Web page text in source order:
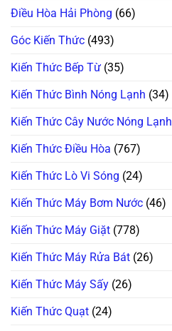
Chuẩn
Đừng
Bỏ
Đọc
Ngay
Xử
Lý!
Điều Hòa Hải Phòng (66)
Góc Kiến Thức (493)
Kiến Thức Bếp Từ (35)
Kiến Thức Bình Nóng Lạnh (34)
Kiến Thức Cây Nước Nóng Lạnh
Kiến Thức Điều Hòa (767)
Kiến Thức Lò Vi Sóng (24)
Kiến Thức Máy Bơm Nước (46)
Kiến Thức Máy Giặt (778)
Kiến Thức Máy Rửa Bát (26)
Kiến Thức Máy Sấy (26)
Kiến Thức Quạt (24)